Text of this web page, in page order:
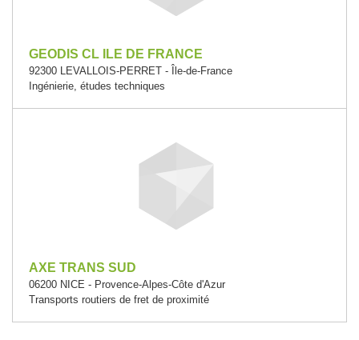
GEODIS CL ILE DE FRANCE
92300 LEVALLOIS-PERRET - Île-de-France
Ingénierie, études techniques
AXE TRANS SUD
06200 NICE - Provence-Alpes-Côte d'Azur
Transports routiers de fret de proximité